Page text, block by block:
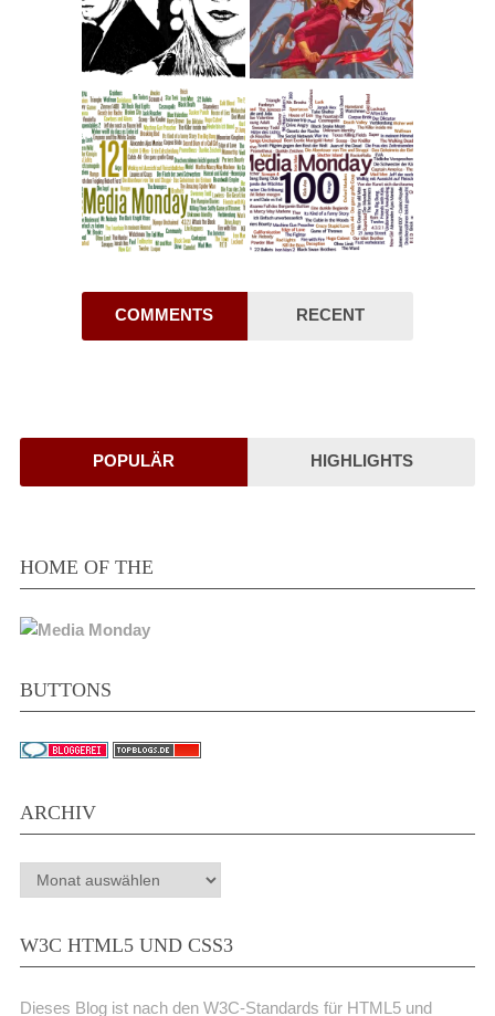
COMMENTS RECENT
POPULÄR HIGHLIGHTS
HOME OF THE
BUTTONS
ARCHIV
Archiv
W3C HTML5 UND CSS3
Dieses Blog ist nach den W3C-Standards für HTML5 und